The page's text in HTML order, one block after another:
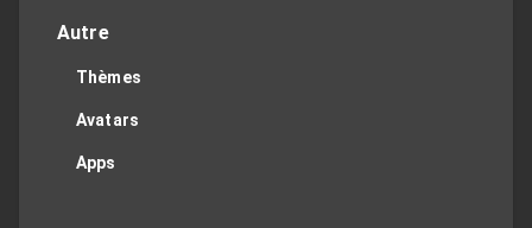
Autre
Thèmes
Avatars
Apps